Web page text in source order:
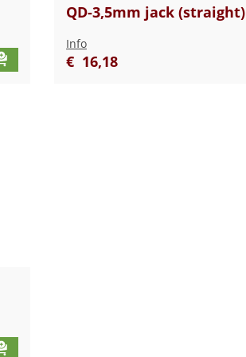
QD-3,5mm jack (straight)
Info
€ 16,18